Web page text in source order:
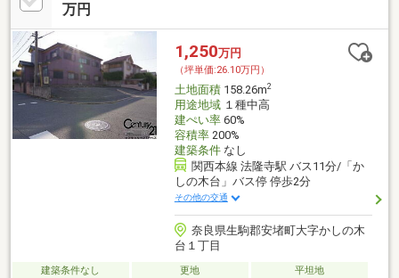
万円
1,250万円
（坪単価:26.10万円）
土地面積158.26m2
用途地域１種中高
建ぺい率60%
容積率200%
建築条件なし
関西本線 法隆寺駅 バス11分/「か
しの木台」バス停 停歩2分
その他の交通
奈良県生駒郡安堵町大字かしの木
台１丁目
建築条件なし 更地
平坦地